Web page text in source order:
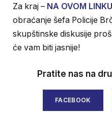
Za kraj – NA OVOM LINKU
obraćanje šefa Policije
skupštinske diskusije
će vam biti jasnije!
Pratite nas na
FACEBOOK